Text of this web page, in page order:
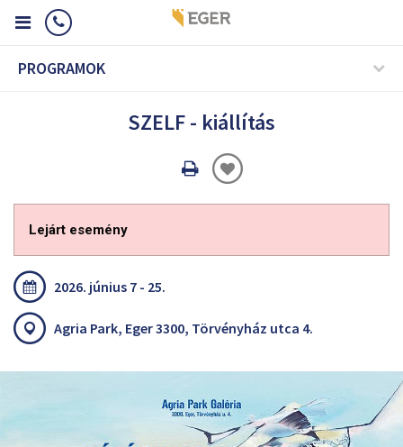
PROGRAMOK
SZELF - kiállítás
Oldal
Lejárt esemény
2026. június 7 - 25.
Agria Park, Eger 3300, Törvényház utca 4.